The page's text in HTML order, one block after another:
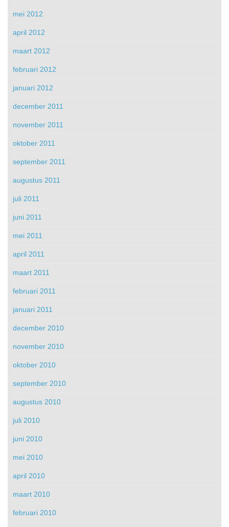
mei 2012
april 2012
maart 2012
februari 2012
januari 2012
december 2011
november 2011
oktober 2011
september 2011
augustus 2011
juli 2011
juni 2011
mei 2011
april 2011
maart 2011
februari 2011
januari 2011
december 2010
november 2010
oktober 2010
september 2010
augustus 2010
juli 2010
juni 2010
mei 2010
april 2010
maart 2010
februari 2010